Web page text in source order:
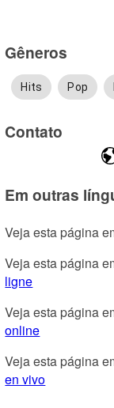
Gêneros
Hits Pop
Contato
Em outras
Veja esta página
Veja esta página
ligne
Veja esta página
online
Veja esta página
en vivo